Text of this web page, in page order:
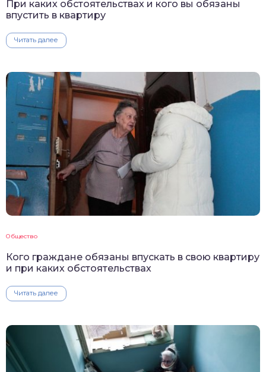
При каких обстоятельствах и кого вы обязаны
впустить в квартиру
Читать далее
Общество
Кого граждане обязаны впускать в свою квартиру
и при каких обстоятельствах
Читать далее